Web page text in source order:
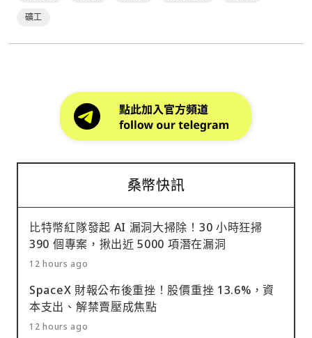
礦工
桑幣快訊
比特幣紅隊發起 AI 漏洞大掃除！30 小時狂掃
390 個專案，揪出近 5000 項潛在漏洞
12 hours ago
SpaceX 財報公布後重挫！股價重挫 13.6%，資
本支出、解禁賣壓成焦點
12 hours ago